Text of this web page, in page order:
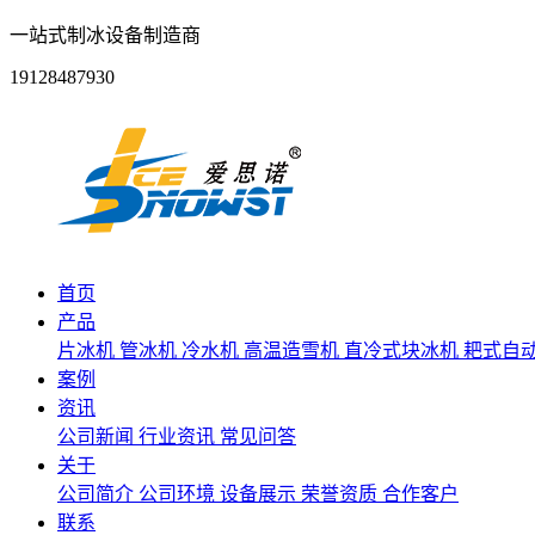
一站式制冰设备制造商
19128487930
首页
产品
片冰机 管冰机 冷水机 高温造雪机 直冷式块冰机 耙式自
案例
资讯
公司新闻 行业资讯 常见问答
关于
公司简介 公司环境 设备展示 荣誉资质 合作客户
联系